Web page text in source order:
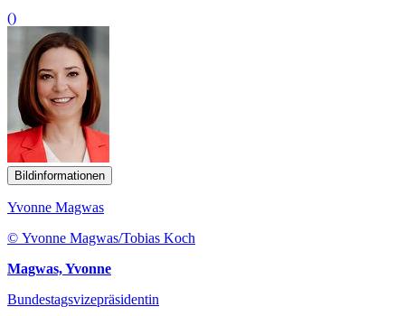
()
Bildinformationen
Yvonne Magwas
© Yvonne Magwas/Tobias Koch
Magwas, Yvonne
Bundestagsvizepräsidentin